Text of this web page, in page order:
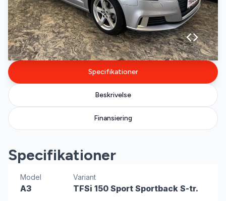
Specifikationer
Beskrivelse
Finansiering
Specifikationer
Model
A3
Variant
TFSi 150 Sport Sportback S-tr.